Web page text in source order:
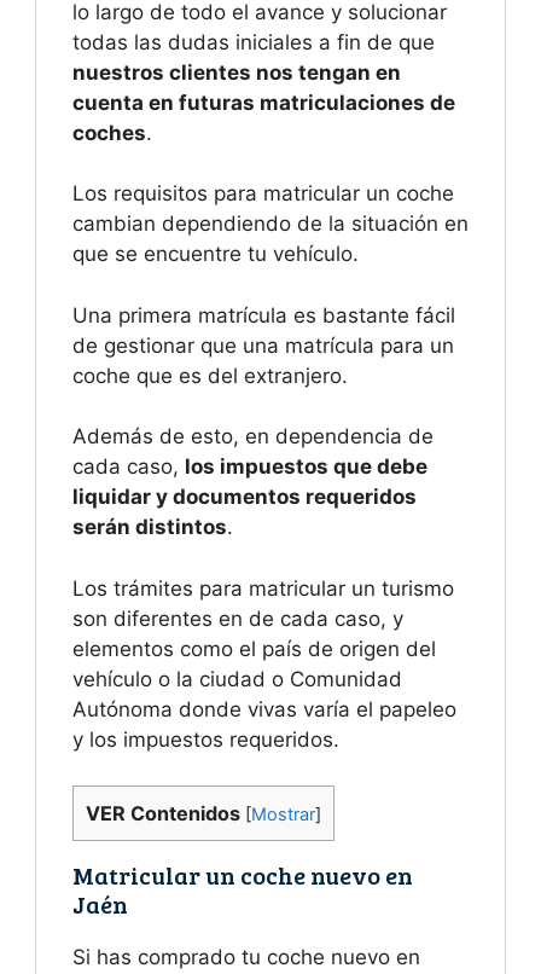
lo largo de todo el avance y solucionar
todas las dudas iniciales a fin de que
nuestros clientes nos tengan en
cuenta en futuras matriculaciones de
coches.
Los requisitos para matricular un coche
cambian dependiendo de la situación en
que se encuentre tu vehículo.
Una primera matrícula es bastante fácil
de gestionar que una matrícula para un
coche que es del extranjero.
Además de esto, en dependencia de
cada caso, los impuestos que debe
liquidar y documentos requeridos
serán distintos.
Los trámites para matricular un turismo
son diferentes en de cada caso, y
elementos como el país de origen del
vehículo o la ciudad o Comunidad
Autónoma donde vivas varía el papeleo
y los impuestos requeridos.
VER Contenidos [Mostrar]
Matricular un coche nuevo en
Jaén
Si has comprado tu coche nuevo en